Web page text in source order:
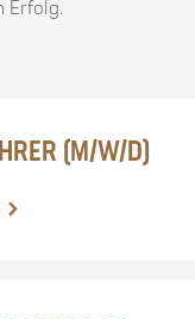
Erfolg.
(M/W/D)